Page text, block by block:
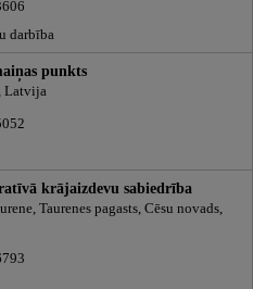
darbība
punkts
Latvija
krājaizdevu sabiedrība
Taurenes pagasts, Cēsu novads,